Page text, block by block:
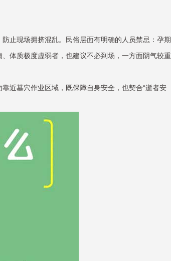
止现场拥挤混乱。民俗层面有明确的人员禁忌：孕
体质极度虚弱者，也建议不必到场，一方面阴气较
近墓穴作业区域，既保障自身安全，也契合“逝者安